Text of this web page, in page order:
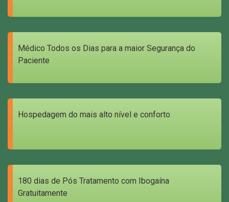
Médico Todos os Dias para a maior Segurança do
Paciente
Hospedagem do mais alto nível e conforto
180 dias de Pós Tratamento com Ibogaína
Gratuitamente